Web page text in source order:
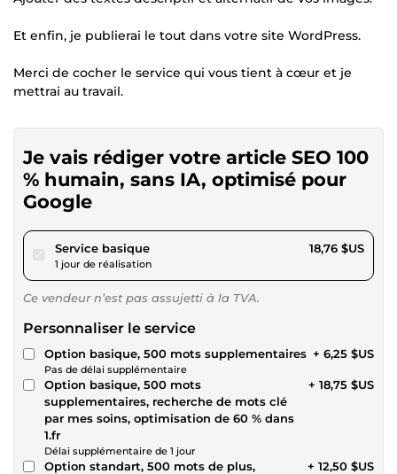
Et enfin, je publierai le tout dans votre site WordPress.
Merci de cocher le service qui vous tient à cœur et je
mettrai au travail.
Je vais rédiger votre article SEO 100
% humain, sans IA, optimisé pour
Google
Service basiquepour 17,28 $US
1 jour de réalisation
18,76 $US
Ce vendeur n’est pas assujetti à la TVA.
Personnaliser le service
Option basique, 500 mots supplementaires
Pas de délai supplémentaire
+ 6,25 $US
Option basique, 500 mots
supplementaires, recherche de mots clé
par mes soins, optimisation de 60 % dans
1.fr
Délai supplémentaire de 1 jour
+ 18,75 $US
Option standart, 500 mots de plus,
+ 12,50 $US